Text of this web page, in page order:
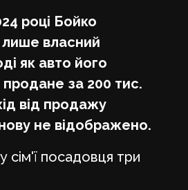
році Бойко
власний
як авто його
за 200 тис.
від продажу
не відображено.
сім'ї посадовця три